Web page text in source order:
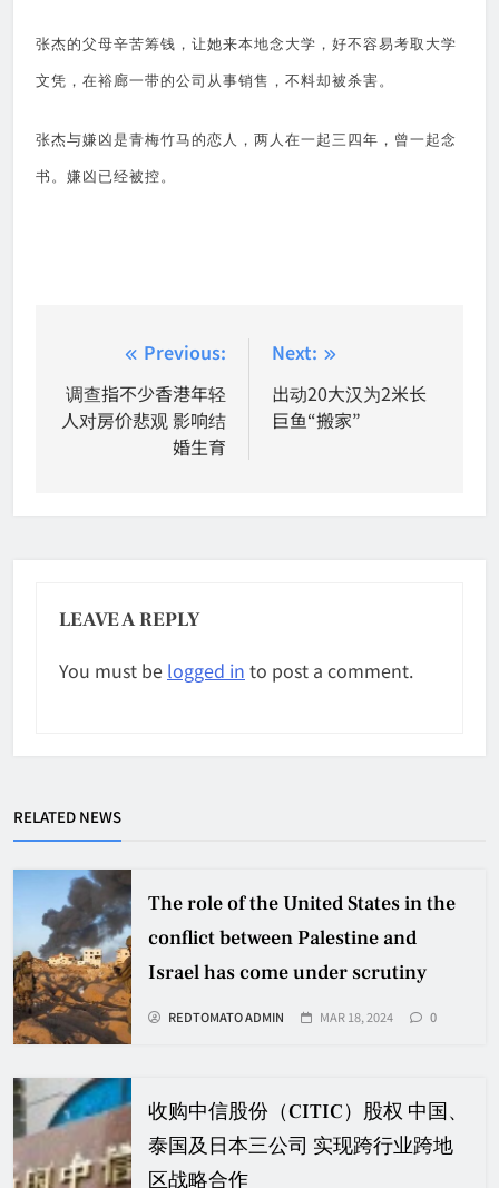
张杰的父母辛苦筹钱，让她来本地念大学，好不容易考取大学
文凭，在裕廊一带的公司从事销售，不料却被杀害。
张杰与嫌凶是青梅竹马的恋人，两人在一起三四年，曾一起念
书。嫌凶已经被控。
navigation
Previous:
调查指不少香港年轻
人对房价悲观 影响结
婚生育
Next:
出动20大汉为2米长
巨鱼“搬家”
LEAVE A REPLY
You must be logged in to post a comment.
RELATED NEWS
The role of the United States in the
conflict between Palestine and
Israel has come under scrutiny
REDTOMATO ADMIN MAR 18, 2024 0
收购中信股份（CITIC）股权 中国、
泰国及日本三公司 实现跨行业跨地
区战略合作